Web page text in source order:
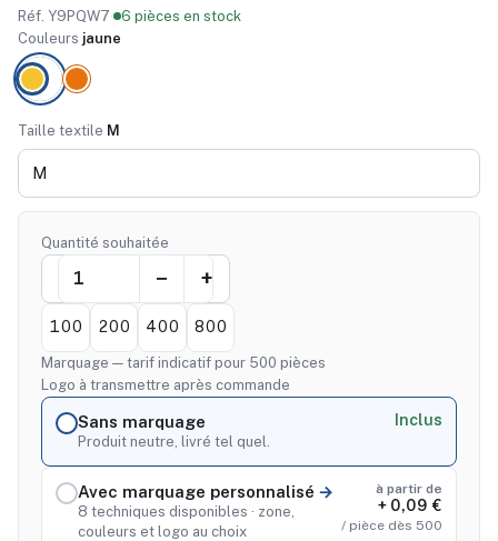
Réf. Y9PQW7· 6 pièces en stock
Couleurs jaune
Taille textile M
Quantité souhaitée
100 200 400 800
Marquage — tarif indicatif pour 500 pièces
Logo à transmettre après commande
Sans marquage
Produit neutre, livré tel quel.
Inclus
Avec marquage personnalisé
8 techniques disponibles · zone,
couleurs et logo au choix
à partir de
+ 0,09 €
/ pièce dès 500